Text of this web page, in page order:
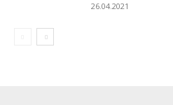
26.04.2021